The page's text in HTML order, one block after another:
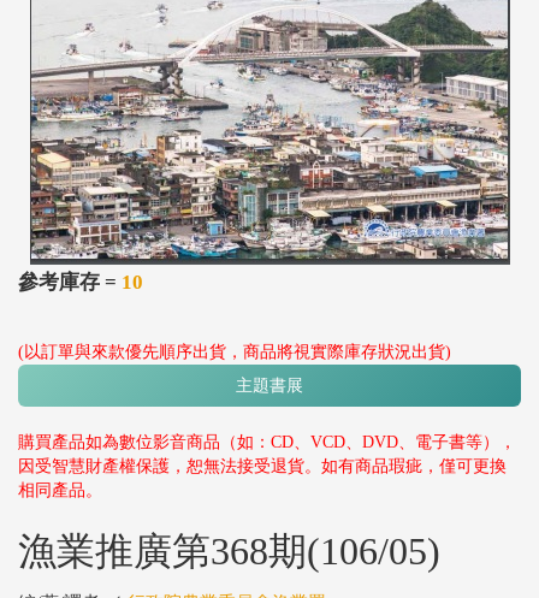
參考庫存 = 10
(以訂單與來款優先順序出貨，商品將視實際庫存狀況出貨)
主題書展
購買產品如為數位影音商品（如：CD、VCD、DVD、電子書等），
因受智慧財產權保護，恕無法接受退貨。如有商品瑕疵，僅可更換
相同產品。
漁業推廣第368期(106/05)